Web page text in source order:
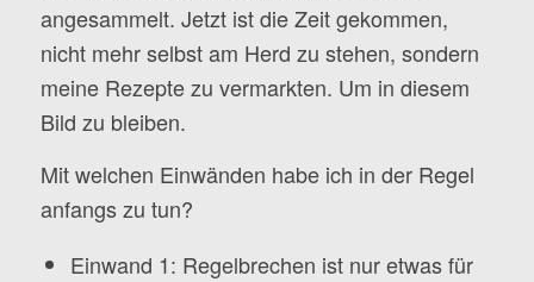
angesammelt. Jetzt ist die Zeit gekommen,
nicht mehr selbst am Herd zu stehen, sondern
meine Rezepte zu vermarkten. Um in diesem
Bild zu bleiben.
Mit welchen Einwänden habe ich in der Regel
anfangs zu tun?
Einwand 1: Regelbrechen ist nur etwas für